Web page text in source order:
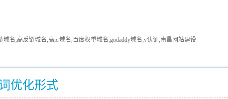
名,高反链域名,高pr域名,百度权重域名,godaddy域名,v认证,南昌网站建设
优化形式